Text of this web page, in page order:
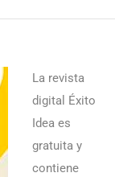
La revista
digital Éxito
Idea es
gratuita y
contiene